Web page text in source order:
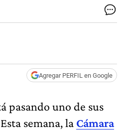
Agregar PERFIL en Google
pasando uno de sus
semana, la Cámara